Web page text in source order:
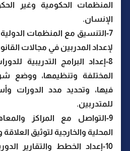
المنظمات الحكومية وغير
الإنسان.
7-التنسيق مع المنظمات الدولية
لإعداد المدربين في مجالات
8-إعداد البرامج التدريبية
المختلفة وتنظيمها، ووضع
فيها، وتحديد مدد الدورات
للمتدربين.
9-التواصل مع المراكز
المحلية والخارجية لتوثيق
10-إعداد الخطط والتقارير